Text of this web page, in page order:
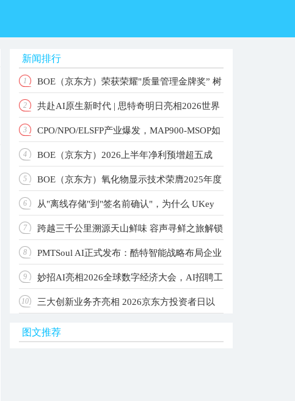
新闻排行
1 BOE（京东方）荣获荣耀"质量管理金牌奖” 树
立品质共赢产业新标杆
2 共赴AI原生新时代 | 思特奇明日亮相2026世界
人工智能大会！
3 CPO/NPO/ELSFP产业爆发，MAP900-MSOP如
何重构高速光测标准？
4 BOE（京东方）2026上半年净利预增超五成
主业根基稳固增长动能强劲
5 BOE（京东方）氧化物显示技术荣膺2025年度
国家科学技术进步奖 以创新驱动引领显示技术新纪
元
6 从"离线存储"到"签名前确认"，为什么 UKey
更值得关注？
7 跨越三千公里溯源天山鲜味 容声寻鲜之旅解锁
大冰象深冷锁鲜实力
8 PMTSoul AI正式发布：酷特智能战略布局企业
级Agent OS，让每家公司拥有自己的AI团队
9 妙招AI亮相2026全球数字经济大会，AI招聘工
作台入选国家级典型案例
10 三大创新业务齐亮相 2026京东方投资者日以
图文推荐